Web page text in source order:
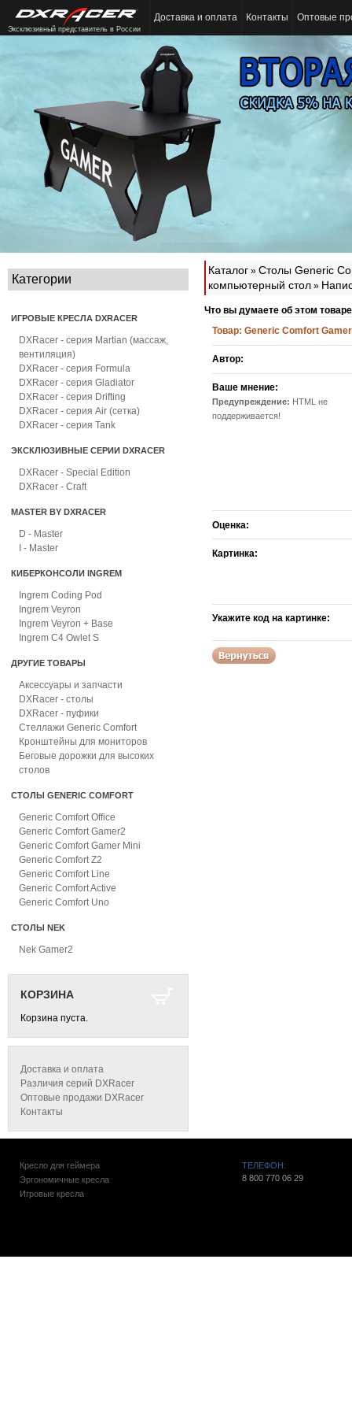
Эксклюзивный представитель в России
Доставка и оплата Контакты Оптовые
Категории
ИГРОВЫЕ КРЕСЛА DXRACER
DXRacer - серия Martian (массаж,
вентиляция)
DXRacer - серия Formula
DXRacer - серия Gladiator
DXRacer - серия Drifting
DXRacer - серия Air (сетка)
DXRacer - серия Tank
ЭКСКЛЮЗИВНЫЕ СЕРИИ DXRACER
DXRacer - Special Edition
DXRacer - Craft
MASTER BY DXRACER
D - Master
I - Master
КИБЕРКОНСОЛИ INGREM
Ingrem Coding Pod
Ingrem Veyron
Ingrem Veyron + Base
Ingrem C4 Owlet S
ДРУГИЕ ТОВАРЫ
Аксессуары и запчасти
DXRacer - столы
DXRacer - пуфики
Стеллажи Generic Comfort
Кронштейны для мониторов
Беговые дорожки для высоких
столов
СТОЛЫ GENERIC COMFORT
Generic Comfort Office
Generic Comfort Gamer2
Generic Comfort Gamer Mini
Generic Comfort Z2
Generic Comfort Line
Generic Comfort Active
Generic Comfort Uno
СТОЛЫ NEK
Nek Gamer2
КОРЗИНА
Корзина пуста.
Доставка и оплата
Различия серий DXRacer
Оптовые продажи DXRacer
Контакты
Каталог » Столы Generic
компьютерный стол »
Что вы думаете об этом
Товар: Generic Comfort
Автор:
Ваше мнение:
Предупреждение: HTML не
поддерживается!
Оценка:
Картинка:
Укажите код на картинке:
Кресло для геймера
Эргономичные кресла
Игровые кресла
ТЕЛЕФОН:
8 800 770 06 29